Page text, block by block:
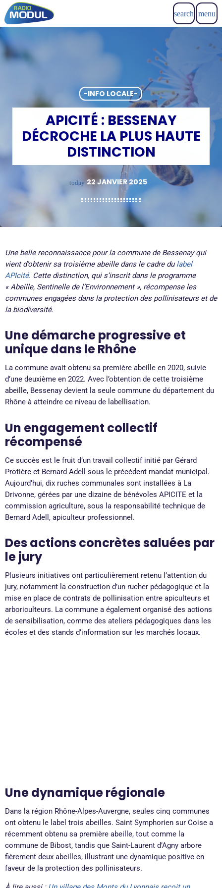
search menu
-INFO LOCALE-
APICITÉ : BESSENAY
DÉCROCHE LA PLUS HAUTE
DISTINCTION
today 22 JANVIER 2025
Une belle reconnaissance pour la commune de Bessenay qui
vient d’obtenir sa troisième abeille dans le cadre dulabel
APIcité. Cette distinction, qui s’inscrit dans le programme
« Abeille, Sentinelle de l’Environnement », récompense les
communes engagées dans la protection des pollinisateurs et de
la biodiversité.
Une démarche progressive et
unique dans le Rhône
La commune avait obtenu sa première abeille en 2020, suivie
d’une deuxième en 2022. Avec l’obtention de cette troisième
abeille, Bessenay devient la seule commune du département du
Rhône à atteindre ce niveau de labellisation.
Un engagement collectif
récompensé
Ce succès est le fruit d’un travail collectif initié par Gérard
Protière et Bernard Adell sous le précédent mandat municipal.
Aujourd’hui, dix ruches communales sont installées à La
Drivonne, gérées par une dizaine de bénévoles APICITE et la
commission agriculture, sous la responsabilité technique de
Bernard Adell, apiculteur professionnel.
Des actions concrètes saluées par
le jury
Plusieurs initiatives ont particulièrement retenu l’attention du
jury, notamment la construction d’un rucher pédagogique et la
mise en place de contrats de pollinisation entre apiculteurs et
arboriculteurs. La commune a également organisé des actions
de sensibilisation, comme des ateliers pédagogiques dans les
écoles et des stands d’information sur les marchés locaux.
Une dynamique régionale
Dans la région Rhône-Alpes-Auvergne, seules cinq communes
ont obtenu le label trois abeilles. Saint Symphorien sur Coise a
récemment obtenu sa première abeille, tout comme la
commune de Bibost, tandis que Saint-Laurent d’Agny arbore
fièrement deux abeilles, illustrant une dynamique positive en
faveur de la protection des pollinisateurs.